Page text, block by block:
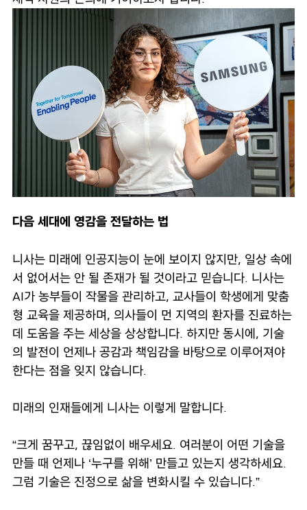
다음 세대에 영감을 전달하는 법
니사는 미래에 인공지능이 눈에 보이지 않지만, 일상 속에
서 없어서는 안 될 존재가 될 것이라고 믿습니다. 니사는
AI가 농부들이 작물을 관리하고, 교사들이 학생에게 맞춤
형 교육을 제공하며, 의사들이 먼 지역의 환자를 진료하는
데 도움을 주는 세상을 상상합니다. 하지만 동시에, 기술
의 발전이 언제나 공감과 책임감을 바탕으로 이루어져야
한다는 점을 잊지 않습니다.
미래의 인재들에게 니사는 이렇게 말합니다.
“크게 꿈꾸고, 끊임없이 배우세요. 여러분이 어떤 기술을
만들 때 언제나 ‘누구를 위해’ 만들고 있는지 생각하세요.
그럼 기술은 진정으로 삶을 변화시킬 수 있습니다.”